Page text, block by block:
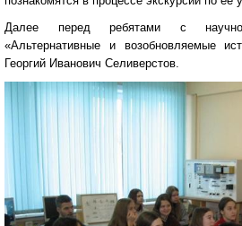
Далее перед ребятами с научно-
«Альтернативные и возобновляемые
Георгий Иванович Селиверстов.